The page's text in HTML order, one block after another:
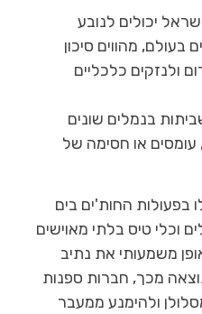
יכולים לנובע
בעולם, מהווים סיכון
ולנזקים כלכליים
בנמלים שונים
או חסימה של
בפעולות החות'ים בים
וכלי טיס בלתי מאוישים
משמעותי את נתיב
מכך, חברות ספנות
ולהימנע ממעבר